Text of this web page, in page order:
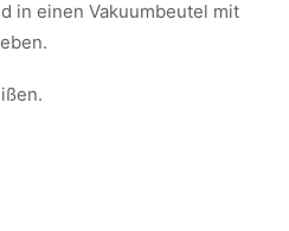
in einen Vakuumbeutel mit